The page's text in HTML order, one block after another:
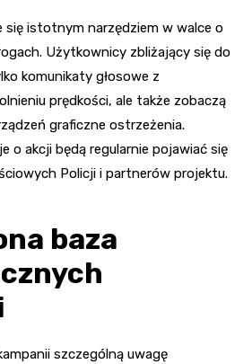
się istotnym narzędziem w walce o
Użytkownicy zbliżający się do
komunikaty głosowe z
prędkości, ale także zobaczą
graficzne ostrzeżenia.
o akcji będą regularnie pojawiać się
Policji i partnerów projektu.
baza
szczególną uwagę